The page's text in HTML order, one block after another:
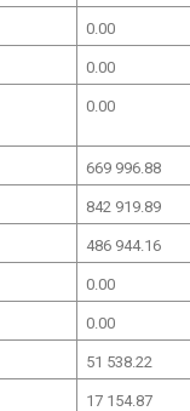
0.00
0.00
0.00
669 996.88
842 919.89
486 944.16
0.00
0.00
51 538.22
17 154.87